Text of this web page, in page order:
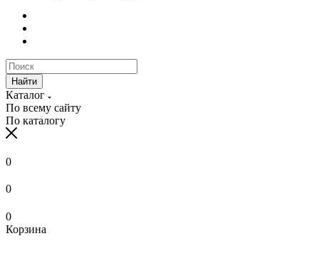
Найти
Каталог
По всему сайту
По каталогу
0
0
0
Корзина